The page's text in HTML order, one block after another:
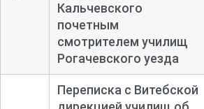
Кальчевского
почетным
смотрителем училищ
Рогачевского уезда
Переписка с Витебской